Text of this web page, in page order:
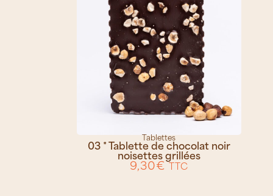
Tablettes
03 * Tablette de chocolat noir
noisettes grillées
9,30€ TTC